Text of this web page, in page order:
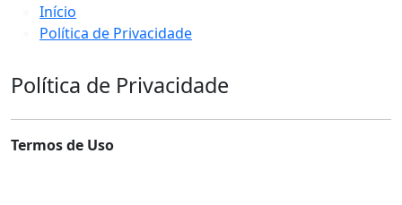
Início
Política de Privacidade
Política de Privacidade
Termos de Uso